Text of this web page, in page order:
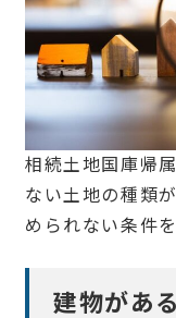
相続土地国庫帰
ない土地の種類
められない条件
建物があ